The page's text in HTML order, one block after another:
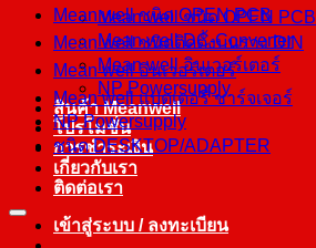
Mean well ชนิด OPEN PCB
Mean well DC-Converter
Mean well อินเวอร์เตอร์
NP Powersupply
สินค้า Meanwell
โปรโมชั่น
การชำระเงิน
เกี่ยวกับเรา
ติดต่อเรา
เข้าสู่ระบบ / ลงทะเบียน
Mean well ชนิด OPEN PCB
Mean well ชนิดติดตั้งบนราง DIN
Mean well อินเวอร์เตอร์
Mean well แบตเตอรี่ ชาร์จเจอร์
NP Powersupply
ชนิด DESKTOP/ADAPTER